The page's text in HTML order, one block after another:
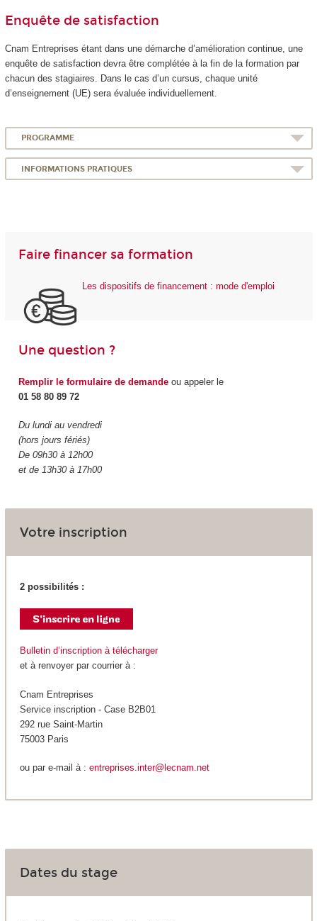
Enquête de satisfaction
Cnam Entreprises étant dans une démarche d’amélioration continue, une
enquête de satisfaction devra être complétée à la fin de la formation par
chacun des stagiaires. Dans le cas d’un cursus, chaque unité
d’enseignement (UE) sera évaluée individuellement.
PROGRAMME
INFORMATIONS PRATIQUES
Faire financer sa formation
Les dispositifs de financement : mode d'emploi
Une question ?
Remplir le formulaire de demandeou appeler le
01 58 80 89 72
Du lundi au vendredi
(hors jours fériés)
De 09h30 à 12h00
et de 13h30 à 17h00
Votre inscription
2 possibilités :
Bulletin d’inscription à télécharger
et à renvoyer par courrier à :
Cnam Entreprises
Service inscription - Case B2B01
292 rue Saint-Martin
75003 Paris
ou par e-mail à : entreprises.inter@lecnam.net
Dates du stage